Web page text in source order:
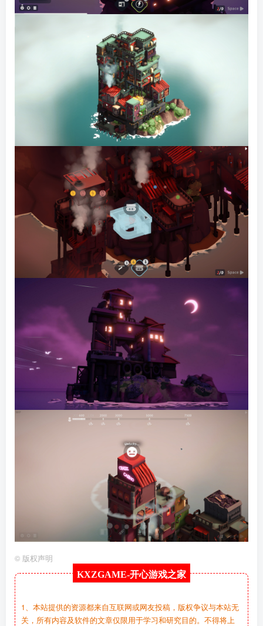
© 版权声明
KXZGAME-开心游戏之家
1、本站提供的资源都来自互联网或网友投稿，版权争议与本站无
关，所有内容及软件的文章仅限用于学习和研究目的。不得将上